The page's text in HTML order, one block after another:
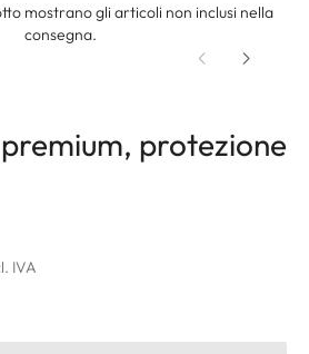
mostrano gli articoli non inclusi nella
consegna.
protezione
IVA